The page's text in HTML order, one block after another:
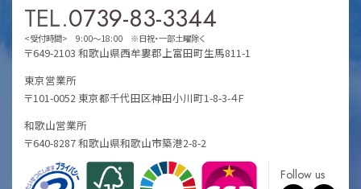
TEL.0739-83-3344
<受付時間> 9:00～18:00 ※日祝・一部土曜除く
〒649-2103 和歌山県西牟婁郡上富田町生馬811-1
東京営業所
〒101-0052 東京都千代田区神田小川町1-8-3-４F
和歌山営業所
〒640-8287 和歌山県和歌山市築港2-8-2
Follow us